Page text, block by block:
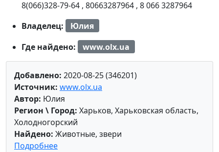
8(066)328-79-64 , 80663287964 , 8 066 3287964
Владелец:
Юлия
Где найдено:
www.olx.ua
Добавлено: 2020-08-25 (346201)
Источник: www.olx.ua
Автор: Юлия
Регион \ Город: Харьков, Харьковская область,
Холодногорский
Найдено: Животные, звери
Подробнее